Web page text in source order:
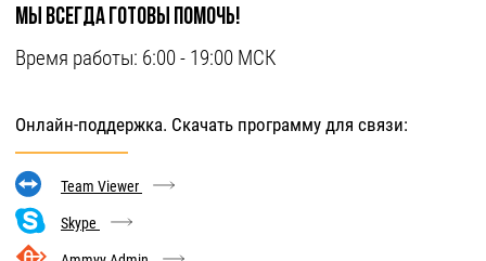
Мы всегда готовы помочь!
Время работы: 6:00 - 19:00 МСК
Онлайн-поддержка. Скачать программу для связи:
Team Viewer
Skype